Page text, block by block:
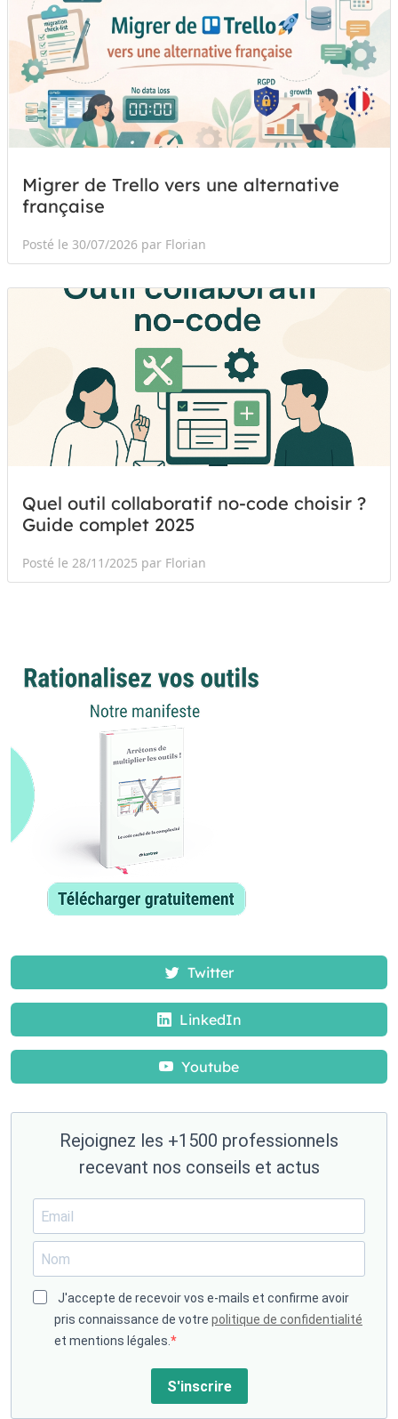
Migrer de Trello vers une alternative
française
Posté le 30/07/2026 par Florian
Quel outil collaboratif no-code choisir ?
Guide complet 2025
Posté le 28/11/2025 par Florian
Twitter
LinkedIn
Youtube
Rejoignez les +1500 professionnels
recevant nos conseils et actus
J'accepte de recevoir vos e-mails et confirme avoir
pris connaissance de votre politique de confidentialité
et mentions légales.
S'inscrire